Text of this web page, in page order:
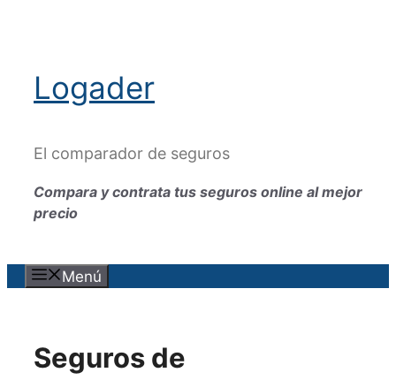
Logader
El comparador de seguros
Compara y contrata tus seguros online al mejor
precio
Menú
Seguros de